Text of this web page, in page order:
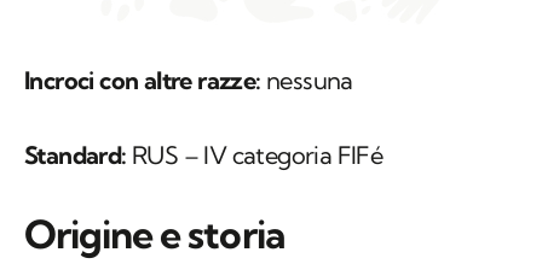
Incroci con altre razze: nessuna
Standard: RUS – IV categoria FIFé
Origine e storia